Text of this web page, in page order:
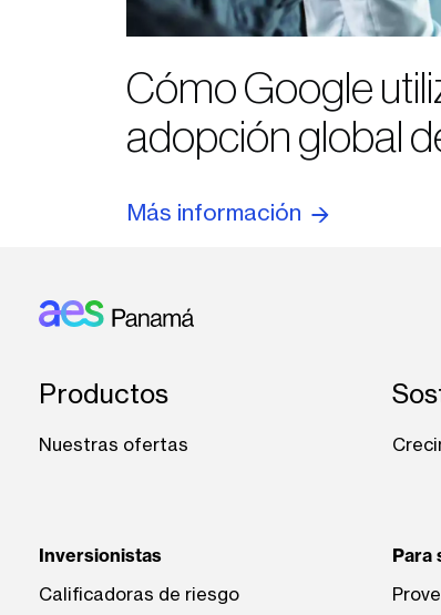
Cómo Google
adopción global
Más información
Productos
Nuestras ofertas
Inversionistas
Calificadoras de riesgo
Para